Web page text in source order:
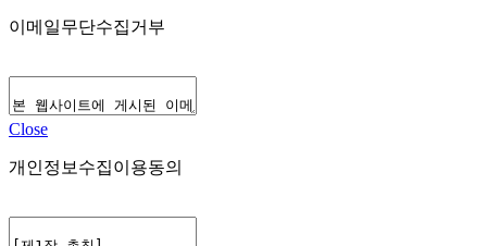
이메일무단수집거부
Close
개인정보수집이용동의